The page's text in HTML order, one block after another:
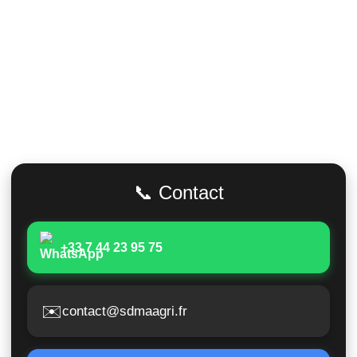
📞 Contact
+33 7 44 23 95 75
✉️contact@sdmaagri.fr